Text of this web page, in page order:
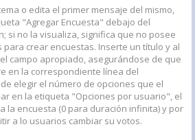
o edita el primer mensaje del mismo,
"Agregar Encuesta" debajo del
si no la visualiza, significa que no posee
crear encuestas. Inserte un título y al
campo apropiado, asegurándose de que
en la correspondiente línea del
elegir el número de opciones que el
en la etiqueta "Opciones por usuario", el
la encuesta (0 para duración infinita) y por
a lo usuarios cambiar su votos.